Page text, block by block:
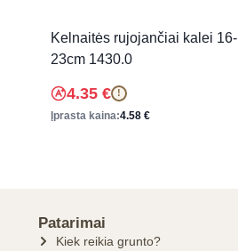
Kelnaitės rujojančiai kalei 16-
23cm 1430.0
4.35 € !
Įprasta kaina:4.58 €
Patarimai
Kiek reikia grunto?